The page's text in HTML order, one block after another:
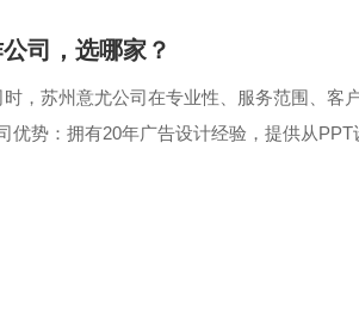
司，选哪家？
，苏州意尤公司在专业性、服务范围、
优势：拥有20年广告设计经验，提供从